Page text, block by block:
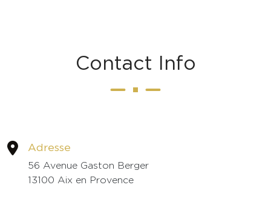
Contact Info
Adresse
56 Avenue Gaston Berger
13100 Aix en Provence